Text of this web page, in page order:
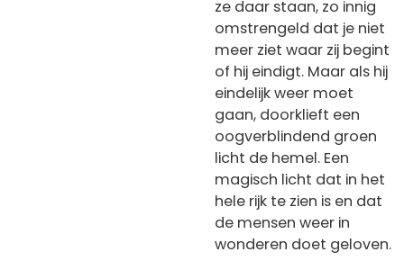
ze daar staan, zo innig
omstrengeld dat je niet
meer ziet waar zij begint
of hij eindigt. Maar als hij
eindelijk weer moet
gaan, doorklieft een
oogverblindend groen
licht de hemel. Een
magisch licht dat in het
hele rijk te zien is en dat
de mensen weer in
wonderen doet geloven.